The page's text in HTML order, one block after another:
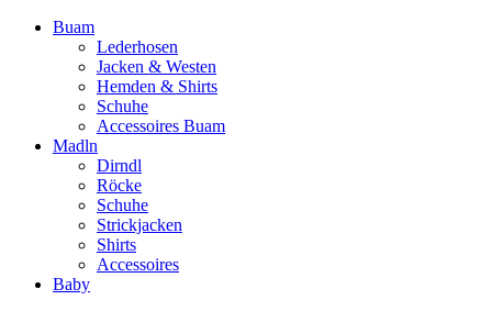
Buam
Lederhosen
Jacken & Westen
Hemden & Shirts
Schuhe
Accessoires Buam
Madln
Dirndl
Röcke
Schuhe
Strickjacken
Shirts
Accessoires
Baby